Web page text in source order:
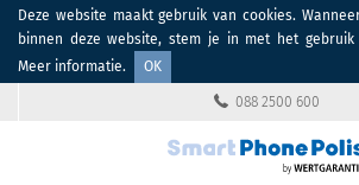
Deze website maakt gebruik van cookies.
binnen deze website, stem je in met het gebruik
Meer informatie. OK
088 2500 600